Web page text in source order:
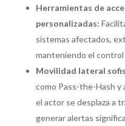
Herramientas de
personalizadas:
sistemas afectados,
manteniendo el
Movilidad lateral
como Pass-the-Hash
el actor se desplaza a
generar alertas